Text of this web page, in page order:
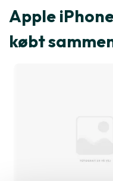
Apple
købt